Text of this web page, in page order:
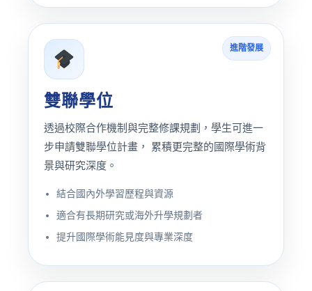
進階發展
雙聯學位
透過校際合作機制與完整修課規劃，學生可進一
步申請雙聯學位計畫， 累積更完整的國際學術背
景與研究深度。
結合國內外學習歷程與資源
適合有長期研究或海外升學規劃者
提升國際學術能見度與專業深度